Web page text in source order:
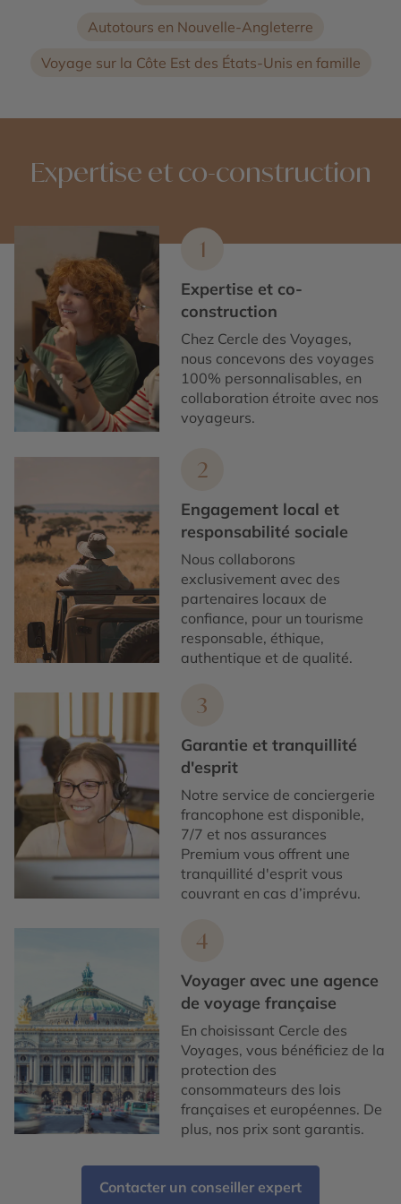
Autotours en Nouvelle-Angleterre
Voyage sur la Côte Est des États-Unis en famille
Expertise et co-construction
1
Expertise et co-
construction
Chez Cercle des Voyages,
nous concevons des voyages
100% personnalisables, en
collaboration étroite avec nos
voyageurs.
2
Engagement local et
responsabilité sociale
Nous collaborons
exclusivement avec des
partenaires locaux de
confiance, pour un tourisme
responsable, éthique,
authentique et de qualité.
3
Garantie et tranquillité
d'esprit
Notre service de conciergerie
francophone est disponible,
7/7 et nos assurances
Premium vous offrent une
tranquillité d'esprit vous
couvrant en cas d’imprévu.
4
Voyager avec une agence
de voyage française
En choisissant Cercle des
Voyages, vous bénéficiez de la
protection des
consommateurs des lois
françaises et européennes. De
plus, nos prix sont garantis.
Contacter un conseiller expert